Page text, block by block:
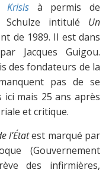
Krisis
à permis de
intitulé Un
de 1989. Il est dans
Jacques Guigou.
des fondateurs de la
pas de se
mais 25 ans après
et critique.
l’Étatest marqué par
(Gouvernement
des infirmières,